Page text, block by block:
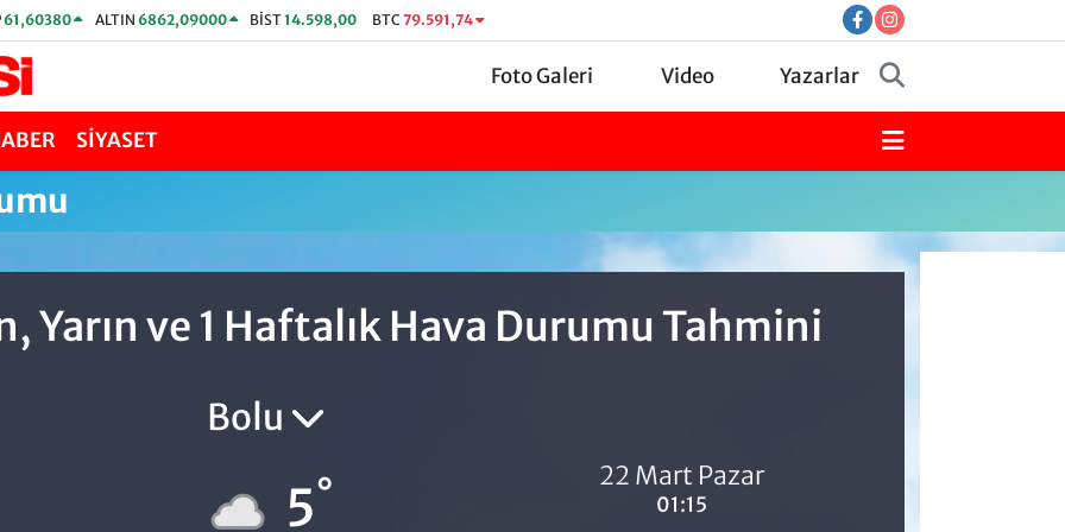
61,60380 ALTIN 6862,09000 BİST14.598,00 BTC 79.591,74
Foto Galeri Video Yazarlar
SİYASET
Yarın ve 1 Haftalık Hava Durumu Tahmini
Bolu
5° 22 Mart Pazar
01:15